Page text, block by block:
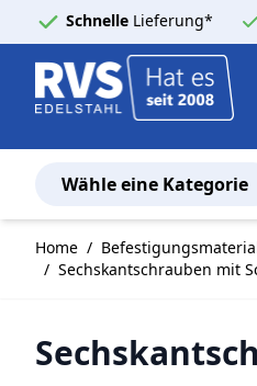
Schnelle Lieferung*
Wähle eine Kategorie
Home /
/ Sechskantschrauben mit